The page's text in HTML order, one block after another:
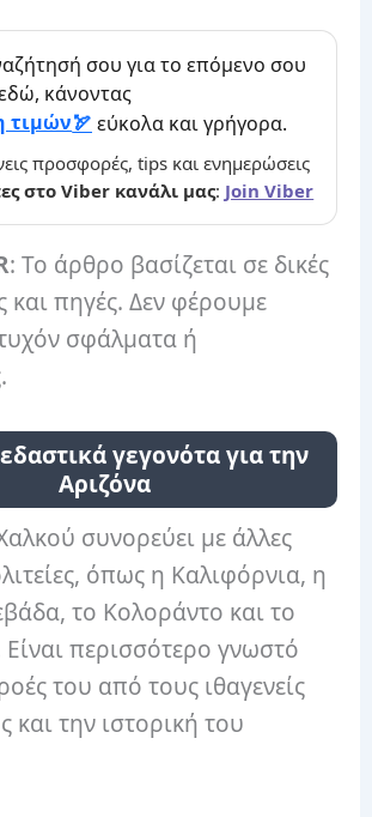
σου για το επόμενο σου
κάνοντας
τιμών
εύκολα και γρήγορα.
προσφορές, tips και ενημερώσεις
στο Viber κανάλι μας: Join Viber
: Το άρθρο βασίζεται σε δικές
και πηγές. Δεν φέρουμε
σφάλματα ή
γεγονότα για την
Αριζόνα
συνορεύει με άλλες
όπως η Καλιφόρνια, η
το Κολοράντο και το
περισσότερο γνωστό
του από τους ιθαγενείς
και την ιστορική του